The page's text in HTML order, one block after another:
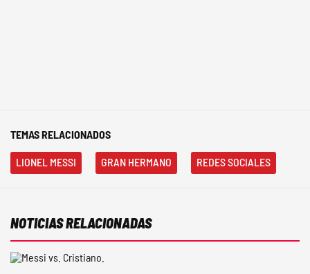
TEMAS RELACIONADOS
LIONEL MESSI GRAN HERMANO REDES SOCIALES
NOTICIAS RELACIONADAS